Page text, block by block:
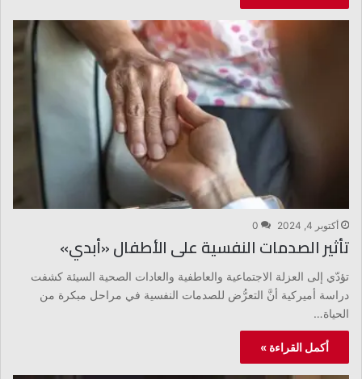
أكتوبر 4, 2024 0
تأثير الصدمات النفسية على الأطفال «أبدي»
تؤدّي إلى العزلة الاجتماعية والعاطفية والعادات الصحية السيئة كشفت
دراسة أميركية أنَّ التعرُّض للصدمات النفسية في مراحل مبكرة من
الحياة…
أكمل القراءة »